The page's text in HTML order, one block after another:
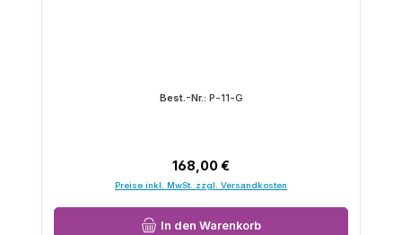
Best.-Nr.: P-11-G
Regulärer Preis:
168,00 €
Preise inkl. MwSt. zzgl. Versandkosten
In den Warenkorb